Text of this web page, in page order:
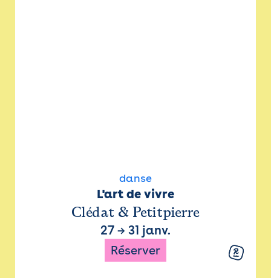
danse
L'art de vivre
Clédat & Petitpierre
27 → 31 janv.
Réserver